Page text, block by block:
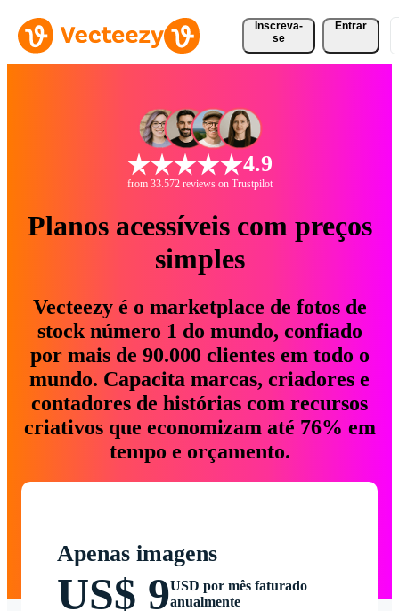
Inscreva-
se
Entrar
4.9
from 33.572 reviews on Trustpilot
Planos acessíveis com preços
simples
Vecteezy é o marketplace de fotos de
stock número 1 do mundo, confiado
por mais de 90.000 clientes em todo o
mundo. Capacita marcas, criadores e
contadores de histórias com recursos
criativos que economizam até 76% em
tempo e orçamento.
Apenas imagens
US$ 9USD por mês faturado
anualmente